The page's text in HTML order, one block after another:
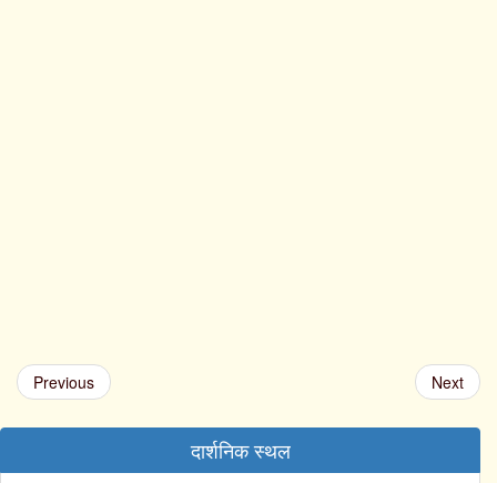
Previous Next
दार्शनिक स्थल